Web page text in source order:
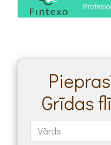
Grīdas